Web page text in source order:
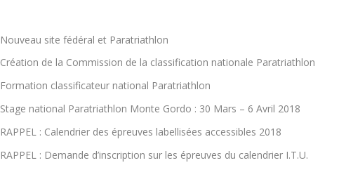
Nouveau site fédéral et Paratriathlon
Création de la Commission de la classification nationale Paratriathlon
Formation classificateur national Paratriathlon
Stage national Paratriathlon Monte Gordo : 30 Mars – 6 Avril 2018
RAPPEL : Calendrier des épreuves labellisées accessibles 2018
RAPPEL : Demande d’inscription sur les épreuves du calendrier I.T.U.